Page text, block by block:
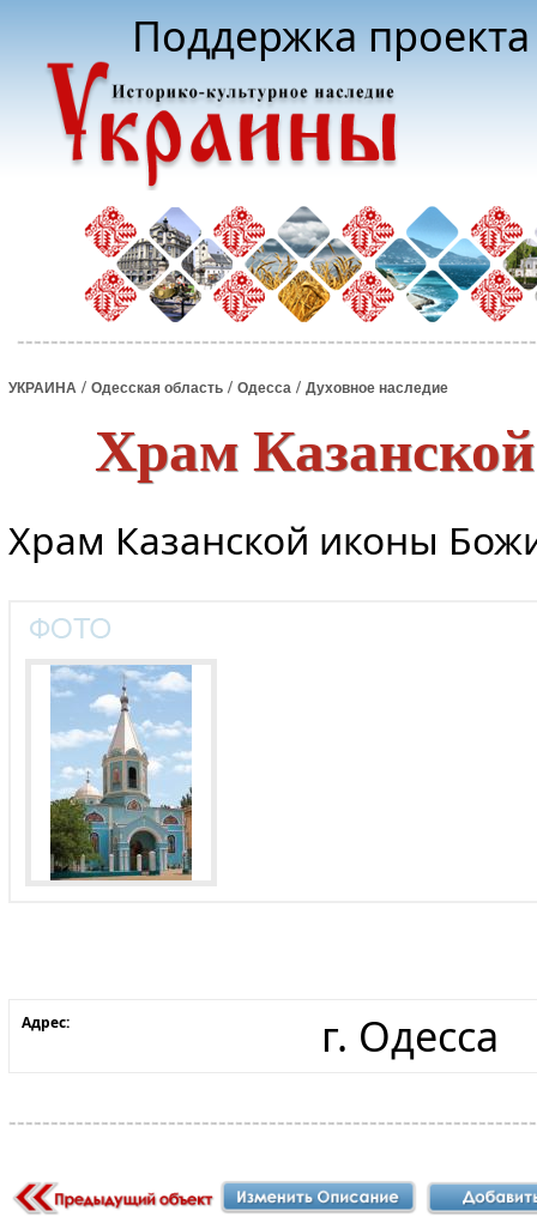
Поддержка
УКРАИНА / Одесская область / Одесса / Духовное наследие
Храм
Храм Казанской иконы
Адрес: г. Одесса